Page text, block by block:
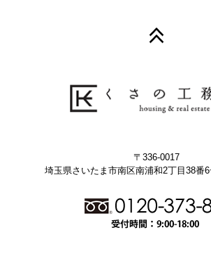
〒336-0017
埼玉県さいたま市南区南浦和2丁目38番